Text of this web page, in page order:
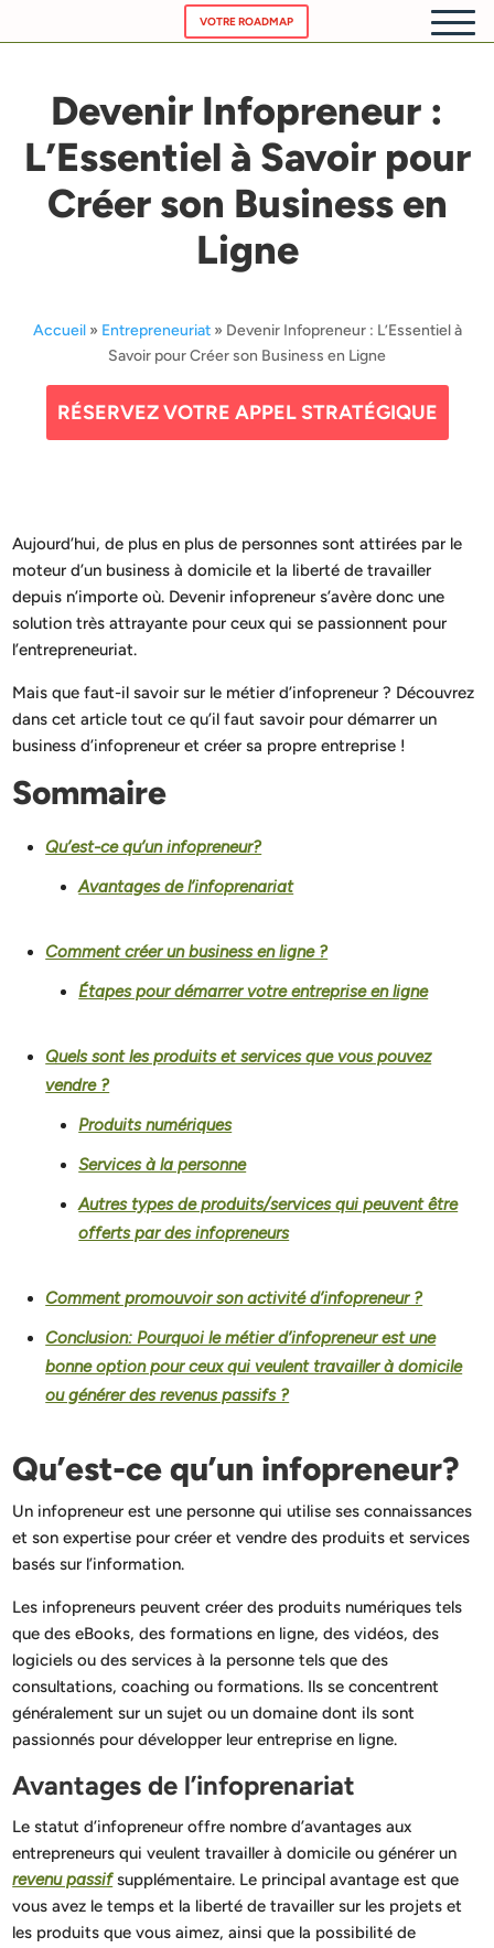
VOTRE ROADMAP
ACCUEIL
NOS
A
Devenir Infopreneur :
L’Essentiel à Savoir pour
Créer son Business en
Ligne
Accueil» Entrepreneuriat» Devenir Infopreneur : L’Essentiel à
Savoir pour Créer son Business en Ligne
RÉSERVEZ VOTRE APPEL STRATÉGIQUE
Aujourd’hui, de plus en plus de personnes sont attirées par le
moteur d’un business à domicile et la liberté de travailler
depuis n’importe où. Devenir infopreneur s’avère donc une
solution très attrayante pour ceux qui se passionnent pour
l’entrepreneuriat.
Mais que faut-il savoir sur le métier d’infopreneur ? Découvrez
dans cet article tout ce qu’il faut savoir pour démarrer un
business d’infopreneur et créer sa propre entreprise !
Sommaire
Qu’est-ce qu’un infopreneur?
Avantages de l’infoprenariat
Comment créer un business en ligne ?
Étapes pour démarrer votre entreprise en ligne
Quels sont les produits et services que vous pouvez
vendre ?
Produits numériques
Services à la personne
Autres types de produits/services qui peuvent être
offerts par des infopreneurs
Comment promouvoir son activité d’infopreneur ?
Conclusion: Pourquoi le métier d’infopreneur est une
bonne option pour ceux qui veulent travailler à domicile
ou générer des revenus passifs ?
Qu’est-ce qu’un infopreneur?
Un infopreneur est une personne qui utilise ses connaissances
et son expertise pour créer et vendre des produits et services
basés sur l’information.
Les infopreneurs peuvent créer des produits numériques tels
que des eBooks, des formations en ligne, des vidéos, des
logiciels ou des services à la personne tels que des
consultations, coaching ou formations. Ils se concentrent
généralement sur un sujet ou un domaine dont ils sont
passionnés pour développer leur entreprise en ligne.
Avantages de l’infoprenariat
Le statut d’infopreneur offre nombre d’avantages aux
entrepreneurs qui veulent travailler à domicile ou générer un
revenu passifsupplémentaire. Le principal avantage est que
vous avez le temps et la liberté de travailler sur les projets et
les produits que vous aimez, ainsi que la possibilité de